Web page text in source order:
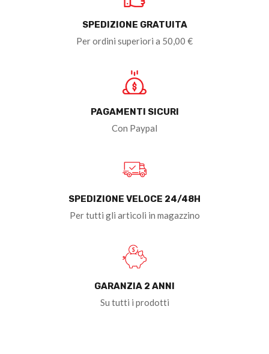
SPEDIZIONE GRATUITA
Per ordini superiori a 50,00 €
PAGAMENTI SICURI
Con Paypal
SPEDIZIONE VELOCE 24/48H
Per tutti gli articoli in magazzino
GARANZIA 2 ANNI
Su tutti i prodotti